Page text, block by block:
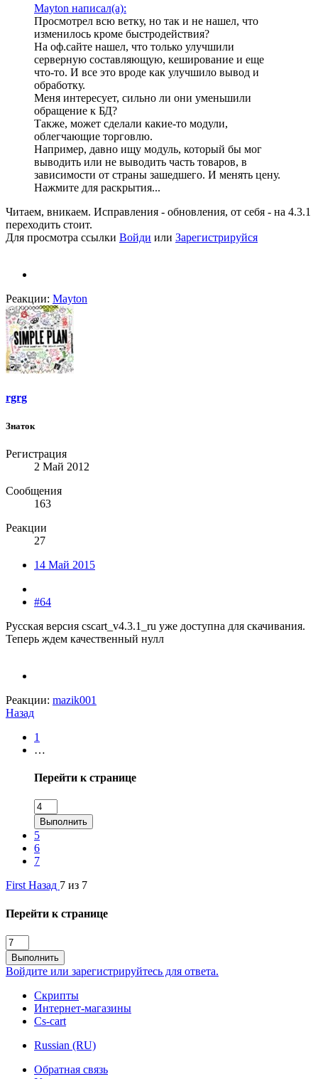
Mayton написал(а):
Просмотрел всю ветку, но так и не нашел, что
изменилось кроме быстродействия?
На оф.сайте нашел, что только улучшили
серверную составляющую, кеширование и еще
что-то. И все это вроде как улучшило вывод и
обработку.
Меня интересует, сильно ли они уменьшили
обращение к БД?
Также, может сделали какие-то модули,
облегчающие торговлю.
Например, давно ищу модуль, который бы мог
выводить или не выводить часть товаров, в
зависимости от страны зашедшего. И менять цену.
Нажмите для раскрытия...
Читаем, вникаем. Исправления - обновления, от себя - на 4.3.1
переходить стоит.
Для просмотра ссылки Войди или Зарегистрируйся
Реакции: Mayton
rgrg
Знаток
Регистрация
2 Май 2012
Сообщения
163
Реакции
27
14 Май 2015
#64
Русская версия cscart_v4.3.1_ru уже доступна для скачивания.
Теперь ждем качественный нулл
Реакции: mazik001
Назад
1
…
Перейти к странице
Выполнить
5
6
7
First Назад 7 из 7
Перейти к странице
Выполнить
Войдите или зарегистрируйтесь для ответа.
Скрипты
Интернет-магазины
Cs-cart
Russian (RU)
Обратная связь